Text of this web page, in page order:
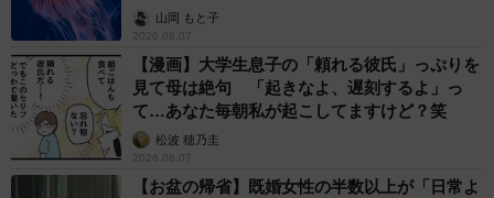
ごい」山岡 もと子
2026.08.07
【漫画】大学生息子の「頼れる彼氏」っぷりを
見て母は絶句 「起きなよ、遅刻するよ」っ
て…あなた毎朝私が起こしてますけど？笑
松波 穂乃圭
2026.08.07
【お盆の帰省】既婚女性の半数以上が「日常よ